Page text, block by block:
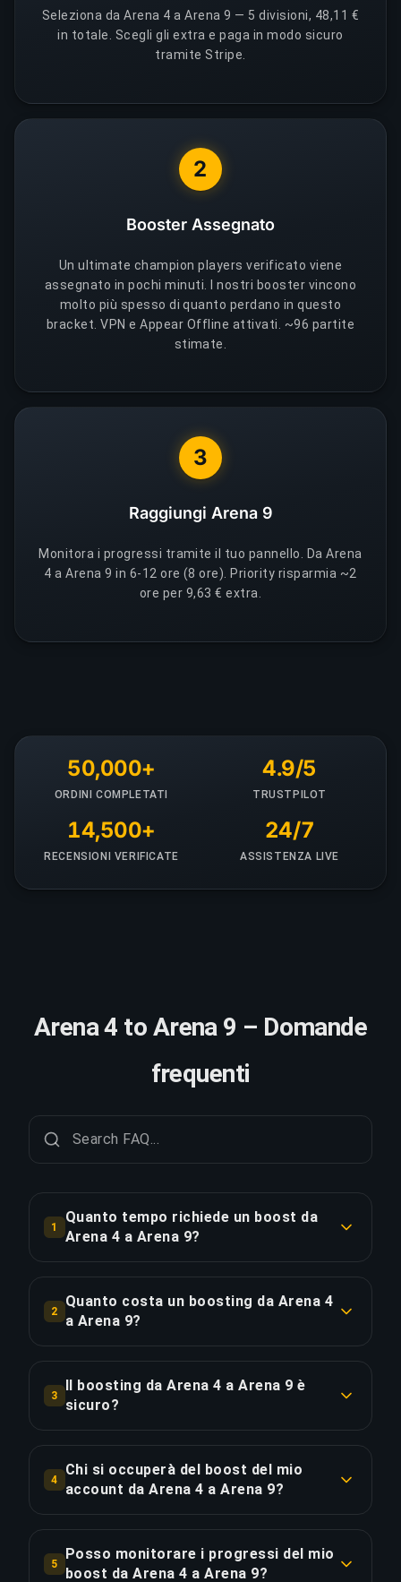
Seleziona da Arena 4 a Arena 9 — 5 divisioni, 48,11 €
in totale. Scegli gli extra e paga in modo sicuro
tramite Stripe.
2
Booster Assegnato
Un ultimate champion players verificato viene
assegnato in pochi minuti. I nostri booster vincono
molto più spesso di quanto perdano in questo
bracket. VPN e Appear Offline attivati. ~96 partite
stimate.
3
Raggiungi Arena 9
Monitora i progressi tramite il tuo pannello. Da Arena
4 a Arena 9 in 6-12 ore (8 ore). Priority risparmia ~2
ore per 9,63 € extra.
50,000+
ORDINI COMPLETATI
4.9/5
TRUSTPILOT
14,500+
RECENSIONI VERIFICATE
24/7
ASSISTENZA LIVE
Arena 4 to Arena 9 – Domande
frequenti
1
Quanto tempo richiede un boost da
Arena 4 a Arena 9?
tipicamente 6-12 ore. Con Ordine Prioritario, la
consegna è circa il 25% più veloce.
2
Quanto costa un boosting da Arena 4
a Arena 9?
per l'opzione standard. L'Ordine Prioritario costa
€57.74, mentre il Pacchetto Completo con
COPIA LINK
3
Il boosting da Arena 4 a Arena 9 è
sicuro?
VPN corrispondente alla tua regione e giocano
con la funzione "Appear Offline" attivata.
valutazione di 4,9/5 su Trustpilot.
4
Chi si occuperà del boost del mio
account da Arena 4 a Arena 9?
gestiscono i nostri boost. Ogni booster passa
attraverso un rigoroso processo di selezione
5
Posso monitorare i progressi del mio
boost da Arena 4 a Arena 9?